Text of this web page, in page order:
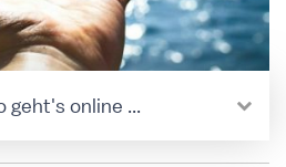
geht's online ...